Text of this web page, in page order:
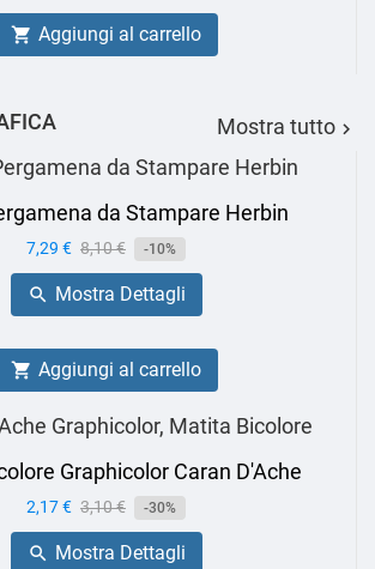
 Aggiungi al carrello
Mostra tutto 
da Stampare Herbin
Prezzo
7,29 € Prezzo
base
8,10 € -10%
 Mostra Dettagli
 Aggiungi al carrello
Graphicolor Caran D'Ache
Prezzo
2,17 € Prezzo
base
3,10 € -30%
 Mostra Dettagli